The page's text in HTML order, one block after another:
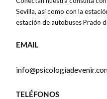
Sevilla, así como con la
estación de autobuses Prado
EMAIL
TELÉFONOS